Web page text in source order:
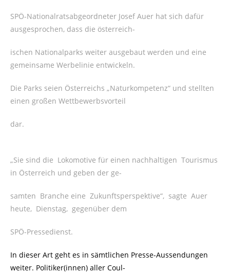
SPÖ-Nationalratsabgeordneter Josef Auer hat sich dafür
ausgesprochen, dass die österreich-
ischen Nationalparks weiter ausgebaut werden und eine
gemeinsame Werbelinie entwickeln.
Die Parks seien Österreichs „Naturkompetenz“ und stellten
einen großen Wettbewerbsvorteil
dar.
„Sie sind die Lokomotive für einen nachhaltigen Tourismus
in Österreich und geben der ge-
samten Branche eine Zukunftsperspektive“, sagte Auer
heute, Dienstag, gegenüber dem
SPÖ-Pressedienst.
In dieser Art geht es in sämtlichen Presse-Aussendungen
weiter. Politiker(innen) aller Coul-